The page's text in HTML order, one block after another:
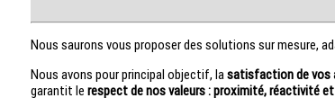
Nous saurons vous proposer des solutions sur mesure,
Nous avons pour principal objectif, lasatisfaction de
garantit le respect de nos valeurs : proximité, réactivité